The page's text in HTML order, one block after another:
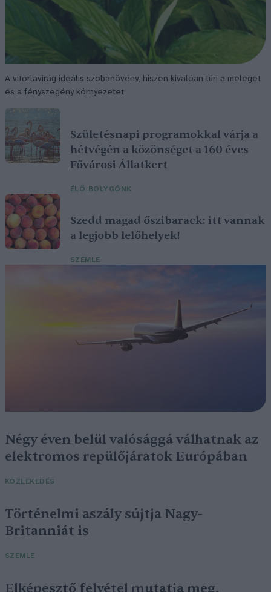
A vitorlavirág ideális szobanövény, hiszen kiválóan tűri a meleget
és a fényszegény környezetet.
Születésnapi programokkal várja a
hétvégén a közönséget a 160 éves
Fővárosi Állatkert
ÉLŐ BOLYGÓNK
Szedd magad őszibarack: itt vannak
a legjobb lelőhelyek!
SZEMLE
Négy éven belül valósággá válhatnak az
elektromos repülőjáratok Európában
KÖZLEKEDÉS
Történelmi aszály sújtja Nagy-
Britanniát is
SZEMLE